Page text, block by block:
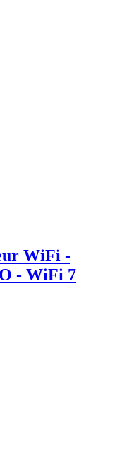
WiFi -
- WiFi 7